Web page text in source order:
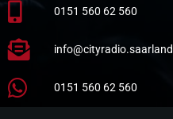
0151 560 62 560
info@cityradio.saarland
0151 560 62 560